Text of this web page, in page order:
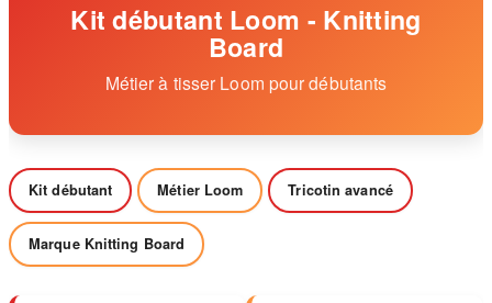
Kit débutant Loom - Knitting
Board
Métier à tisser Loom pour débutants
Kit débutant Métier Loom Tricotin avancé
Marque Knitting Board